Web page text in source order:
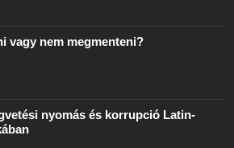
vagy nem megmenteni?
nyomás és korrupció Latin-